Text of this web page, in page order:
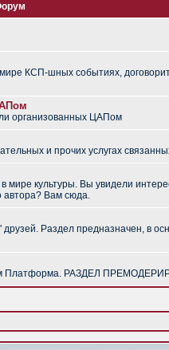
КСП-шных событиях,
организованных ЦАПом
и прочих услугах
культуры. Вы увидели
автора? Вам сюда.
Раздел предназначен, в
Платформа. РАЗДЕЛ